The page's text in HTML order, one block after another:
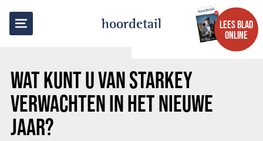
hoordetail
LEES BLAD
ONLINE
WAT KUNT U VAN STARKEY
VERWACHTEN IN HET NIEUWE
JAAR?
TERUG NAAR OVERZICHT